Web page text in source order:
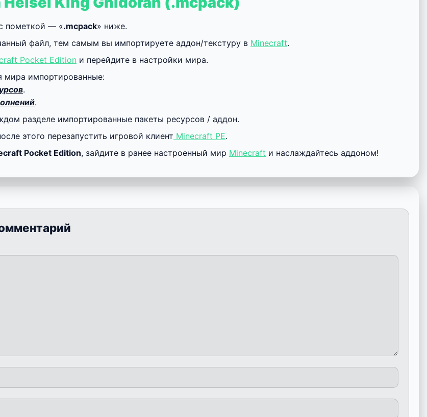
пометкой — «.mcpack» ниже.
файл, тем самым вы импортируете аддон/текстуру в Minecraft.
Pocket Edition и перейдите в настройки мира.
мира импортированные:
.
.
разделе импортированные пакеты ресурсов / аддон.
этого перезапустить игровой клиент Minecraft PE.
Pocket Edition, зайдите в ранее настроенный мир Minecraft и наслаждайтесь аддоном!